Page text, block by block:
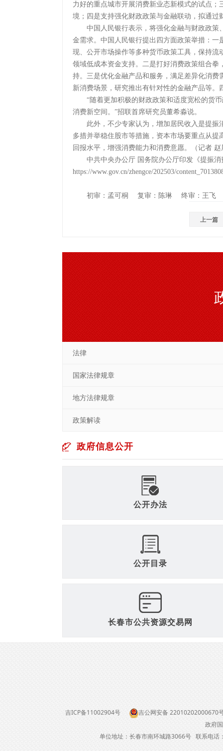
力好的重点城市开展消费新业态新模式的试点
境；四是支持强化财政政策与金融联动，拟通
中国人民银行表示，将强化金融与财政政策
金需求。中国人民银行提出四方面政策举措：
现、公开市场操作等多种货币政策工具，保持
领域低成本资金支持。二是打好消费政策组合
持。三是优化金融产品和服务，满足差异化消
新消费场景，研究推出有针对性的金融产品等
“随着更加积极的财政政策和适度宽松的货币
消费新空间。”招联首席研究员董希淼说。
此外，不少专家认为，增加居民收入是提振
多措并举稳住股市等措施，资本市场要重点从
回报水平，增强消费能力和消费意愿。（记者 赵
中共中央办公厅 国务院办公厅印发《提振消
https://www.gov.cn/zhengce/202503/
初审：孟可桐 复审：陈琳 终审：王飞
上一篇
法律
国家法律规章
地方法律规章
政策解读
政府信息公开
公开办法
公开目录
长春市公共资源交易网
吉ICP备11002904号
吉公网安备 22010202000670
政府
单位地址：长春市南环城路3066号 联系电